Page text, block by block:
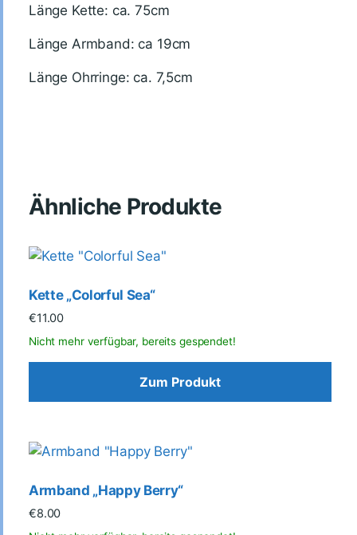
Länge Kette: ca. 75cm
Länge Armband: ca 19cm
Länge Ohrringe: ca. 7,5cm
Ähnliche Produkte
Kette „Colorful Sea“
€11.00
Zum Produkt
Armband „Happy Berry“
€8.00